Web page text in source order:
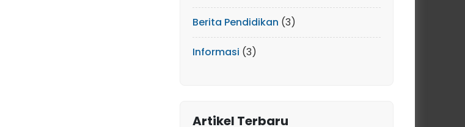
Berita Pendidikan (3)
Informasi (3)
Artikel Terbaru